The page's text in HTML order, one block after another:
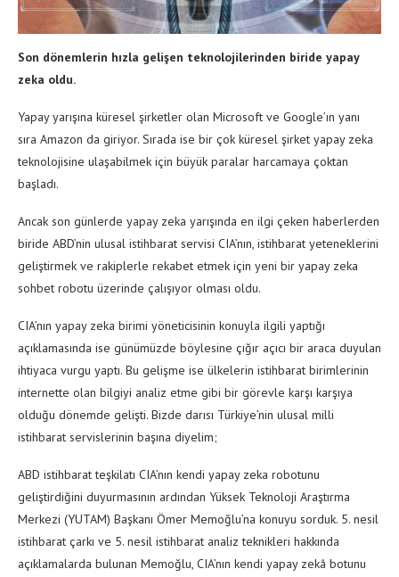
Son dönemlerin hızla gelişen teknolojilerinden biride yapay
zeka oldu.
Yapay yarışına küresel şirketler olan Microsoft ve Google’ın yanı
sıra Amazon da giriyor. Sırada ise bir çok küresel şirket yapay zeka
teknolojisine ulaşabilmek için büyük paralar harcamaya çoktan
başladı.
Ancak son günlerde yapay zeka yarışında en ilgi çeken haberlerden
biride ABD’nin ulusal istihbarat servisi CIA’nın, istihbarat yeteneklerini
geliştirmek ve rakiplerle rekabet etmek için yeni bir yapay zeka
sohbet robotu üzerinde çalışıyor olması oldu.
CIA’nın yapay zeka birimi yöneticisinin konuyla ilgili yaptığı
açıklamasında ise günümüzde böylesine çığır açıcı bir araca duyulan
ihtiyaca vurgu yaptı. Bu gelişme ise ülkelerin istihbarat birimlerinin
internette olan bilgiyi analiz etme gibi bir görevle karşı karşıya
olduğu dönemde gelişti. Bizde darısı Türkiye’nin ulusal milli
istihbarat servislerinin başına diyelim;
ABD istihbarat teşkilatı CIA’nın kendi yapay zeka robotunu
geliştirdiğini duyurmasının ardından Yüksek Teknoloji Araştırma
Merkezi (YUTAM) Başkanı Ömer Memoğlu’na konuyu sorduk. 5. nesil
istihbarat çarkı ve 5. nesil istihbarat analiz teknikleri hakkında
açıklamalarda bulunan Memoğlu, CIA’nın kendi yapay zekâ botunu